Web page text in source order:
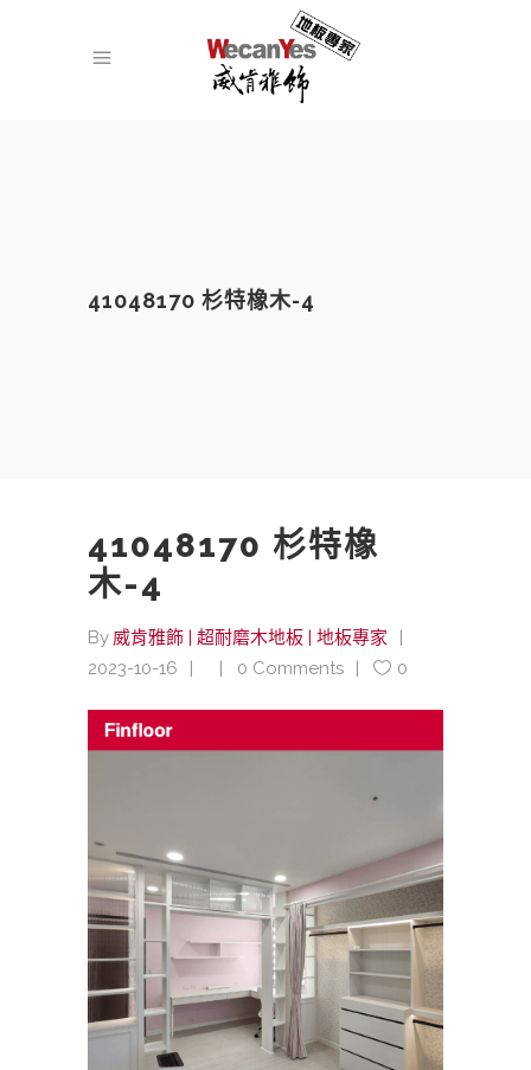
41048170 杉特橡木-4
41048170 杉特橡
木-4
By 威肯雅飾 | 超耐磨木地板 | 地板專家
2023-10-16
0 Comments 0